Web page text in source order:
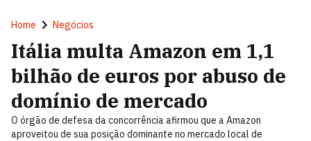
Home Negócios
Itália multa Amazon em 1,1
bilhão de euros por abuso de
domínio de mercado
O órgão de defesa da concorrência afirmou que a Amazon
aproveitou de sua posição dominante no mercado local de